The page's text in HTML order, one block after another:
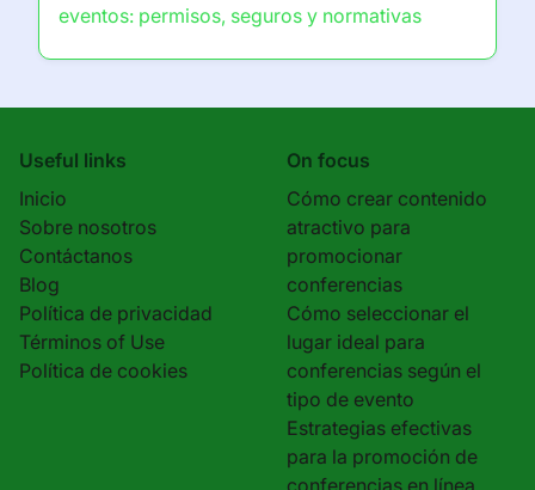
eventos: permisos, seguros y normativas
Useful links
Inicio
Sobre nosotros
Contáctanos
Blog
Política de privacidad
Términos of Use
Política de cookies
On focus
Cómo crear contenido
atractivo para
promocionar
conferencias
Cómo seleccionar el
lugar ideal para
conferencias según el
tipo de evento
Estrategias efectivas
para la promoción de
conferencias en línea